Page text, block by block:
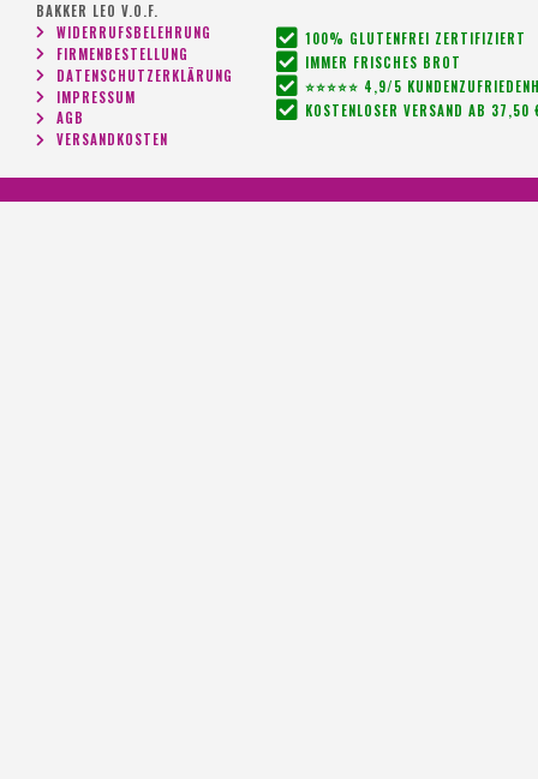
BAKKER LEO V.O.F.
WIDERRUFSBELEHRUNG
FIRMENBESTELLUNG
DATENSCHUTZERKLÄRUNG
IMPRESSUM
AGB
VERSANDKOSTEN
100% GLUTENFREI ZERTIFIZIERT
IMMER FRISCHES BROT
⭐⭐⭐⭐⭐ 4,9/5
KOSTENLOSER VERSAND AB 37,50